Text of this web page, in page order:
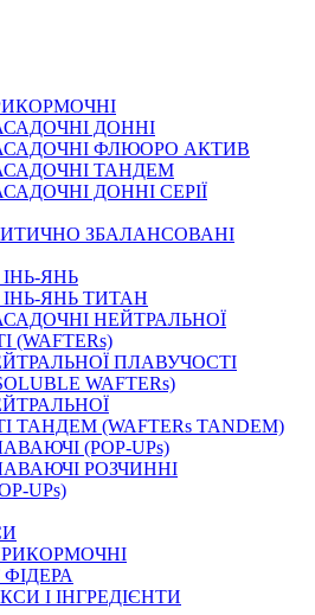
ДОННI
ФЛЮОРО АКТИВ
ТАНДЕМ
ДОННI СЕРIÏ
ЗБАЛАНСОВАНІ
ЯНЬ
ЯНЬ ТИТАН
НЕЙТРАЛЬНОÏ
ПЛАВУЧОСТІ
WAFTERs)
ТАНДЕМ (WAFTERs TANDEM)
(POP-UPs)
РОЗЧИННI
UPs)
І ІНГРЕДІЄНТИ